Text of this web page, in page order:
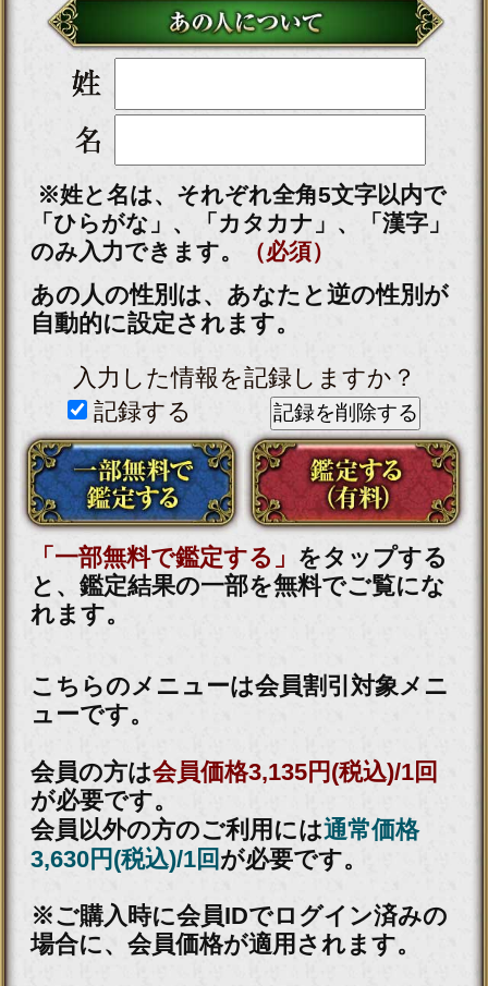
通常価格3,410円(税込)
※姓と名は、それぞれ全角5文字以内で
「ひらがな」、「カタカナ」、「漢字」
のみ入力できます。 （必須）
入力した情報を記録しますか？
「一部無料で鑑定する」をタップする
と、鑑定結果の一部を無料でご覧にな
れます。
こちらのメニューは会員割引対象メニ
ューです。
会員の方は
が必要です。
3,410円(税込) /1回 が必要です。
※ご購入時に会員IDでログイン済みの
場合に、会員価格が適用されます。
占う前に内容のご確認をお願いしま
す。
ご購入いただくと、サービス・コンテ
ンツの利用料金が発生します。
■一部無料で結果を見る場合■
と、鑑定結果の一部を無料でご覧にな
れます。